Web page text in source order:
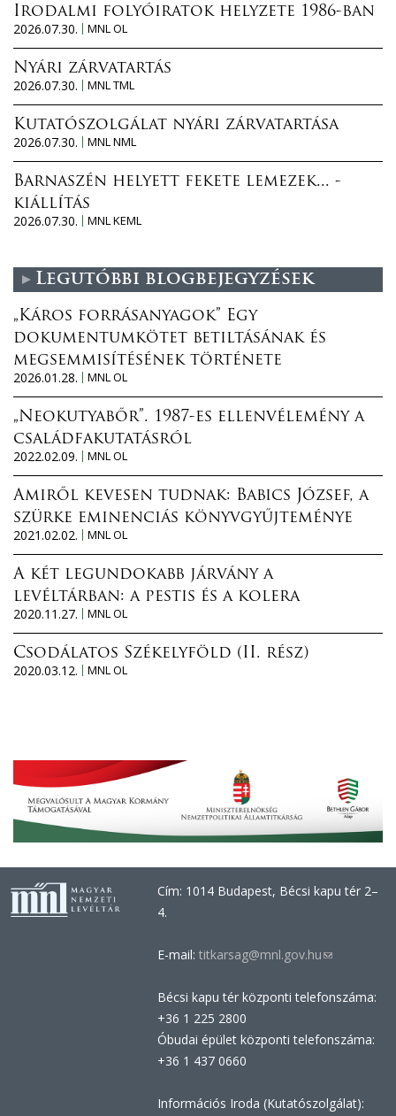
Irodalmi folyóiratok helyzete 1986-ban
2026.07.30.
MNL OL
Nyári zárvatartás
2026.07.30.
MNL TML
Kutatószolgálat nyári zárvatartása
2026.07.30.
MNL NML
Barnaszén helyett fekete lemezek... -
kiállítás
2026.07.30.
MNL KEML
Legutóbbi blogbejegyzések
„Káros forrásanyagok” Egy
dokumentumkötet betiltásának és
megsemmisítésének története
2026.01.28.
MNL OL
„Neokutyabőr”. 1987-es ellenvélemény a
családfakutatásról
2022.02.09.
MNL OL
Amiről kevesen tudnak: Babics József, a
szürke eminenciás könyvgyűjteménye
2021.02.02.
MNL OL
A két legundokabb járvány a
levéltárban: a pestis és a kolera
2020.11.27.
MNL OL
Csodálatos Székelyföld (II. rész)
2020.03.12.
MNL OL
Cím: 1014 Budapest, Bécsi kapu tér 2–
4.
E-mail: titkarsag@mnl.gov.hu(link
e-
Bécsi kapu tér központi telefonszáma:
+36 1 225 2800
Óbudai épület központi telefonszáma:
+36 1 437 0660
Információs Iroda (Kutatószolgálat):